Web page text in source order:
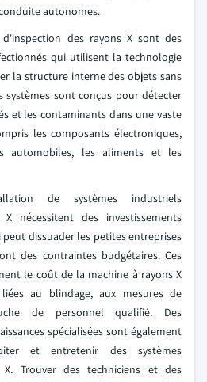
autonomes.
d'inspection des rayons X sont des
qui utilisent la technologie
la structure interne des objets sans
systèmes sont conçus pour détecter
et les contaminants dans une vaste
les composants électroniques,
automobiles, les aliments et les
de systèmes industriels
nécessitent des investissements
dissuader les petites entreprises
des contraintes budgétaires. Ces
le coût de la machine à rayons X
au blindage, aux mesures de
de personnel qualifié. Des
spécialisées sont également
et entretenir des systèmes
Trouver des techniciens et des